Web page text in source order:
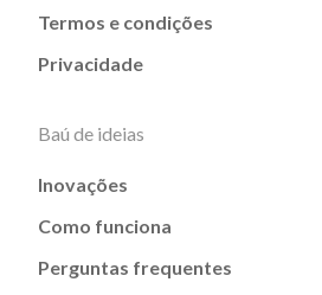
Termos e condições
Privacidade
Baú de ideias
Inovações
Como funciona
Perguntas frequentes